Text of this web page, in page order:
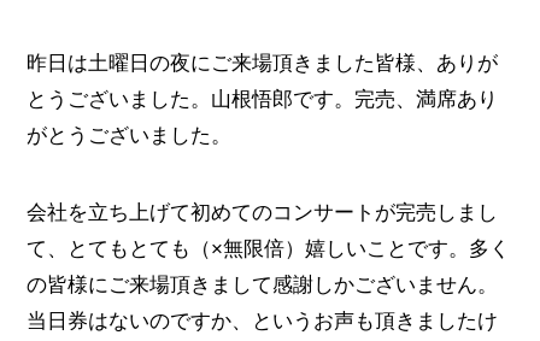
昨日は土曜日の夜にご来場頂きました皆様、ありが
とうございました。山根悟郎です。完売、満席あり
がとうございました。
会社を立ち上げて初めてのコンサートが完売しまし
て、とてもとても（×無限倍）嬉しいことです。多く
の皆様にご来場頂きまして感謝しかございません。
当日券はないのですか、というお声も頂きましたけ